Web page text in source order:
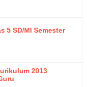
5 SD/MI Semester
2013